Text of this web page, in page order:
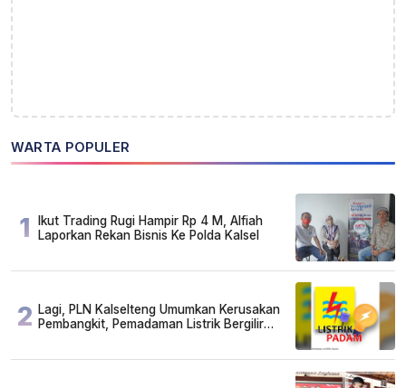
WARTA POPULER
1
Ikut Trading Rugi Hampir Rp 4 M, Alfiah
Laporkan Rekan Bisnis Ke Polda Kalsel
2 Lagi, PLN Kalselteng Umumkan Kerusakan
Pembangkit, Pemadaman Listrik Bergilir